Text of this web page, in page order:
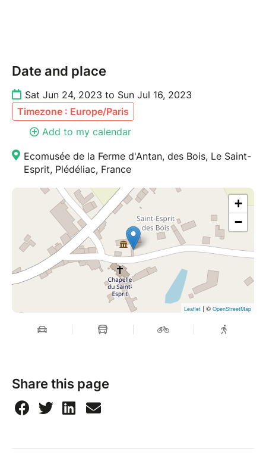
conviviale faite d'échanges et de belles
découvertes :)
Tarif : 3h - 30€ / dim matin : 09h30-12h30
Date and place
Sat Jun 24, 2023 to Sun Jul 16, 2023
Timezone : Europe/Paris
Add to my calendar
Ecomusée de la Ferme d'Antan, des Bois, Le Saint-
Esprit, Plédéliac, France
+
−
Leaflet | © OpenStreetMap
Share this page